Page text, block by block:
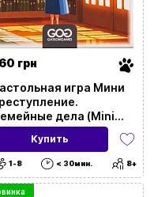
грн
игра Мини
дела (Mini
Family Matter)
Купить
1-8 < 30мин. 8+